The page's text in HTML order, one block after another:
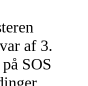
af 3.
SOS